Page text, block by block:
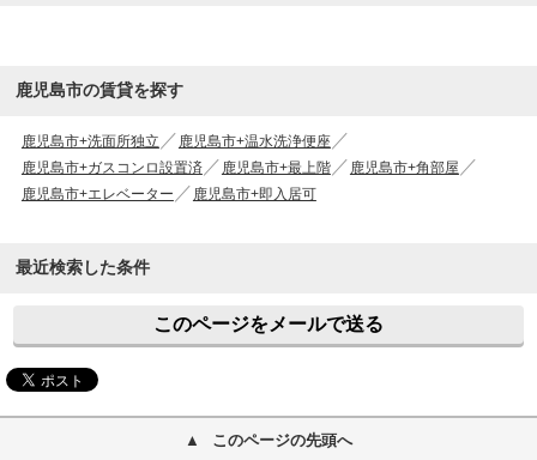
鹿児島市の賃貸を探す
鹿児島市+洗面所独立
鹿児島市+温水洗浄便座
鹿児島市+ガスコンロ設置済
鹿児島市+最上階
鹿児島市+角部屋
鹿児島市+エレベーター
鹿児島市+即入居可
最近検索した条件
このページをメールで送る
このページの先頭へ